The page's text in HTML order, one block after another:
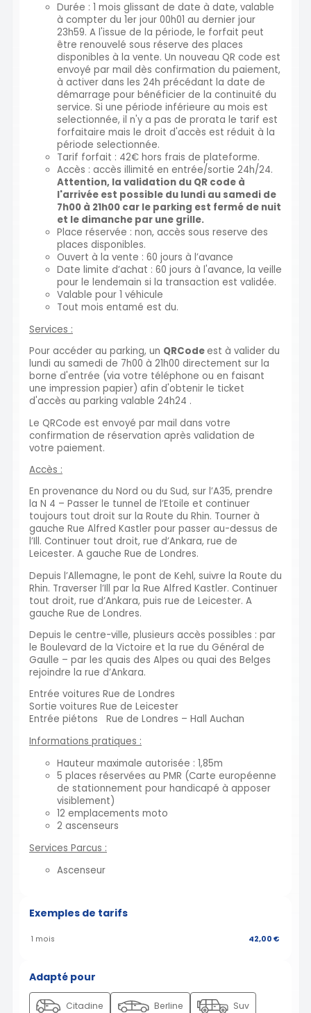
Durée : 1 mois glissant de date à date, valable
à compter du 1er jour 00h01 au dernier jour
23h59. A l'issue de la période, le forfait peut
être renouvelé sous réserve des places
disponibles à la vente. Un nouveau QR code est
envoyé par mail dès confirmation du paiement,
à activer dans les 24h précédant la date de
démarrage pour bénéficier de la continuité du
service. Si une période inférieure au mois est
selectionnée, il n'y a pas de prorata le tarif est
forfaitaire mais le droit d'accès est réduit à la
période selectionnée.
Tarif forfait : 42€ hors frais de plateforme.
Accès : accès illimité en entrée/sortie 24h/24.
Attention, la validation du QR code à
l'arrivée est possible du lundi au samedi de
7h00 à 21h00 car le parking est fermé de nuit
et le dimanche par une grille.
Place réservée : non, accès sous reserve des
places disponibles.
Ouvert à la vente : 60 jours à l’avance
Date limite d’achat : 60 jours à l'avance, la veille
pour le lendemain si la transaction est validée.
Valable pour 1 véhicule
Tout mois entamé est du.
Services :
Pour accéder au parking, un QRCode est à valider du
lundi au samedi de 7h00 à 21h00 directement sur la
borne d'entrée (via votre téléphone ou en faisant
une impression papier) afin d'obtenir le ticket
d'accès au parking valable 24h24 .
Le QRCode est envoyé par mail dans votre
confirmation de réservation après validation de
votre paiement.
Accès :
En provenance du Nord ou du Sud, sur l’A35, prendre
la N 4 – Passer le tunnel de l’Etoile et continuer
toujours tout droit sur la Route du Rhin. Tourner à
gauche Rue Alfred Kastler pour passer au-dessus de
l’Ill. Continuer tout droit, rue d’Ankara, rue de
Leicester. A gauche Rue de Londres.
Depuis l’Allemagne, le pont de Kehl, suivre la Route du
Rhin. Traverser l’Ill par la Rue Alfred Kastler. Continuer
tout droit, rue d’Ankara, puis rue de Leicester. A
gauche Rue de Londres.
Depuis le centre-ville, plusieurs accès possibles : par
le Boulevard de la Victoire et la rue du Général de
Gaulle – par les quais des Alpes ou quai des Belges
rejoindre la rue d’Ankara.
Entrée voitures Rue de Londres
Sortie voitures Rue de Leicester
Entrée piétons Rue de Londres – Hall Auchan
Informations pratiques :
Hauteur maximale autorisée : 1,85m
5 places réservées au PMR (Carte européenne
de stationnement pour handicapé à apposer
visiblement)
12 emplacements moto
2 ascenseurs
Services Parcus :
Ascenseur
Exemples de tarifs
1 mois 42,00 €
Adapté pour
Citadine Berline Suv